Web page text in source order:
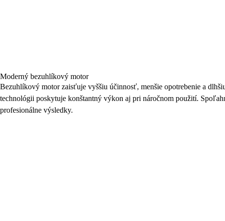
Moderný bezuhlíkový motor
Bezuhlíkový motor zaisťuje vyššiu účinnosť, menšie opotrebenie a
technológii poskytuje konštantný výkon aj pri náročnom použití.
profesionálne výsledky.